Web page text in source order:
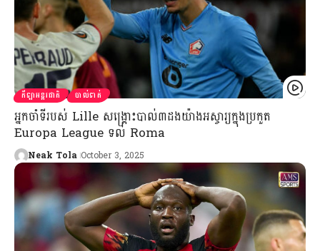
កីឡាអន្តរជាតិ បាល់ទាត់
អ្នកចាំទីរបស់ Lille សង្គ្រោះបាល់៣ដងយ៉ាងអស្ចារ្យក្នុងប្រកួត
Europa League ទល់ Roma
Neak Tola October 3, 2025